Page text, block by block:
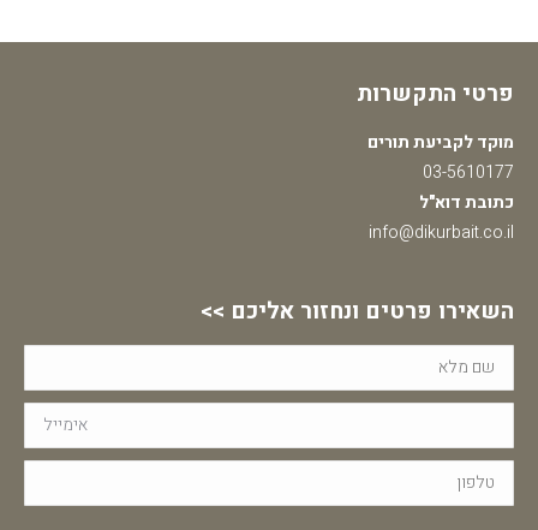
פרטי התקשרות
מוקד לקביעת תורים
03-5610177
כתובת דוא"ל
info@dikurbait.co.il
השאירו פרטים ונחזור אליכם >>